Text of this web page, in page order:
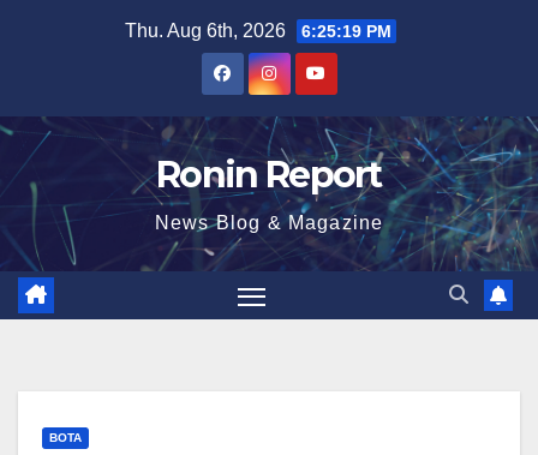
Thu. Aug 6th, 2026 6:25:20 PM
Ronin Report
News Blog & Magazine
BOTA